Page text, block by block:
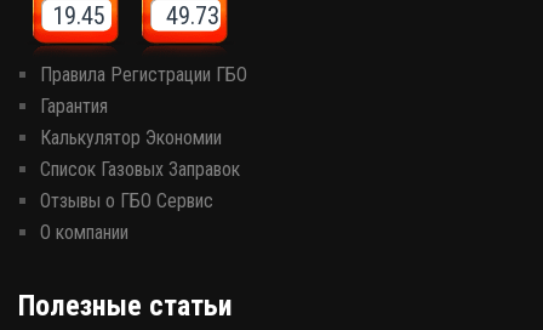
19.45 49.73
Правила Регистрации ГБО
Гарантия
Калькулятор Экономии
Список Газовых Заправок
Отзывы о ГБО Сервис
О компании
Полезные статьи